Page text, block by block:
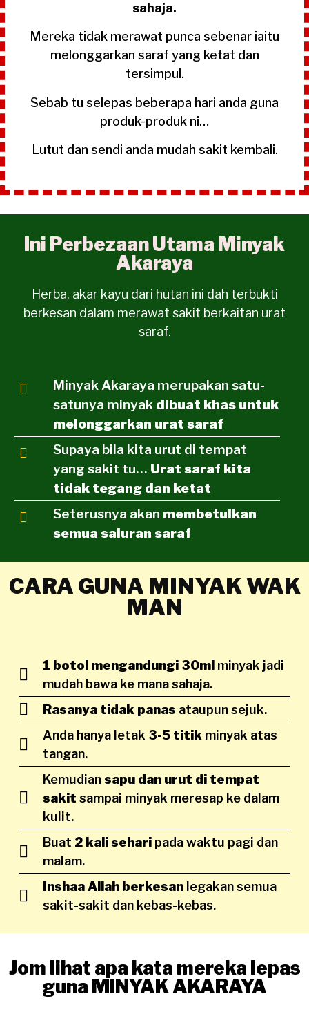
sahaja.
Mereka tidak merawat punca sebenar iaitu
melonggarkan saraf yang ketat dan
tersimpul.
Sebab tu selepas beberapa hari anda guna
produk-produk ni…
Lutut dan sendi anda mudah sakit kembali.
Ini Perbezaan Utama Minyak
Akaraya
Herba, akar kayu dari hutan ini dah terbukti
berkesan dalam merawat sakit berkaitan urat
saraf.
Minyak Akaraya merupakan satu-
satunya minyak dibuat khas untuk
melonggarkan urat saraf
Supaya bila kita urut di tempat
yang sakit tu… Urat saraf kita
tidak tegang dan ketat
Seterusnya akan membetulkan
semua saluran saraf
CARA GUNA MINYAK WAK
MAN
1 botol mengandungi 30ml minyak jadi
mudah bawa ke mana sahaja.
Rasanya tidak panas ataupun sejuk.
Anda hanya letak 3-5 titik minyak atas
tangan.
Kemudiansapu dan urut di tempat
sakit sampai minyak meresap ke dalam
kulit.
Buat 2 kali sehari pada waktu pagi dan
malam.
Inshaa Allah berkesan legakan semua
sakit-sakit dan kebas-kebas.
Jom lihat apa kata mereka lepas
guna MINYAK AKARAYA